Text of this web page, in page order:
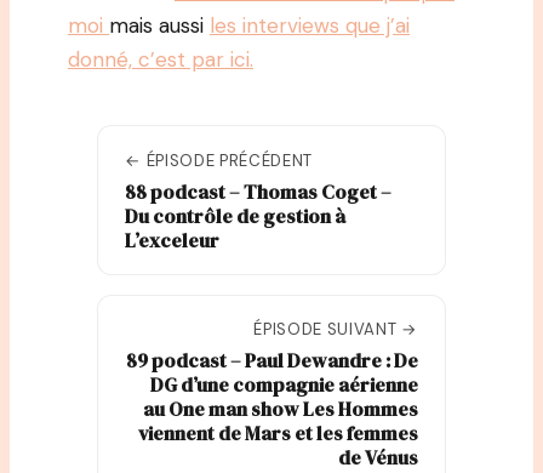
moi mais aussi les interviews que j’ai
donné, c’est par ici.
← ÉPISODE PRÉCÉDENT
88 podcast – Thomas Coget –
Du contrôle de gestion à
L’exceleur
ÉPISODE SUIVANT →
89 podcast – Paul Dewandre : De
DG d’une compagnie aérienne
au One man show Les Hommes
viennent de Mars et les femmes
de Vénus